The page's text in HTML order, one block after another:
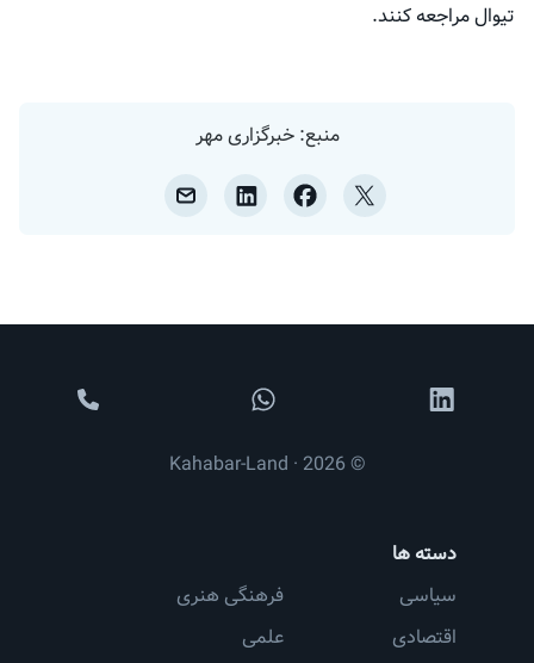
تیوال مراجعه کنند.
منبع: خبرگزاری مهر
دسته ها
سیاسی
اقتصادی
فرهنگی هنری
علمی
© 2026 · Kahabar-Land